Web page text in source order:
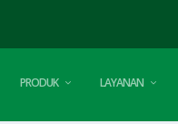
PRODUK LAYANAN